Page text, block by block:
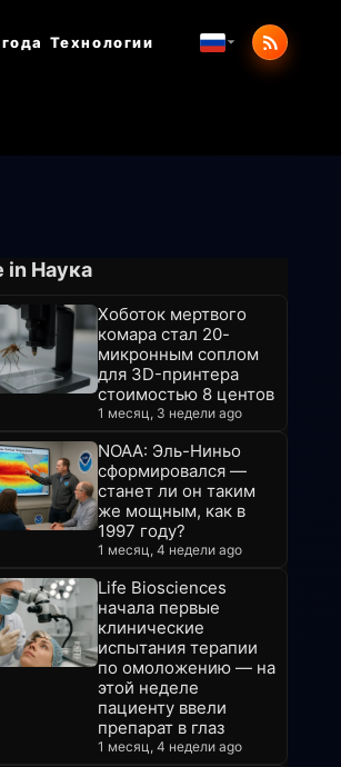
Технологии
in Наука
Хоботок мертвого
комара стал 20-
микронным соплом
для 3D-принтера
стоимостью 8 центов
1 месяц, 3 недели ago
NOAA: Эль-Ниньо
сформировался —
станет ли он таким
же мощным, как в
1997 году?
1 месяц, 4 недели ago
Life Biosciences
начала первые
клинические
испытания терапии
по омоложению — на
этой неделе
пациенту ввели
препарат в глаз
1 месяц, 4 недели ago